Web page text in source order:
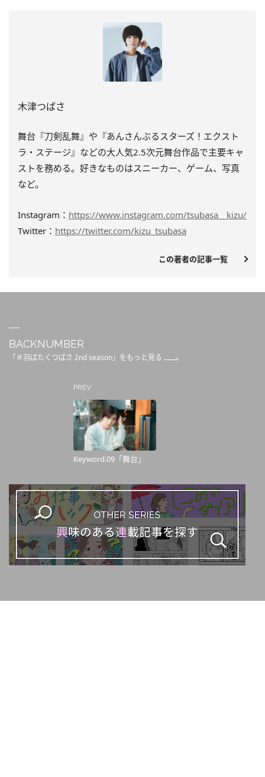
木津つばさ
舞台『刀剣乱舞』や『あんさんぶるスターズ！エクスト
ラ・ステージ』などの大人気2.5次元舞台作品で主要キャ
ストを務める。好きなものはスニーカー、ゲーム、写真
など。
Instagram： https://www.instagram.com/tsubasa__kizu/
Twitter： https://twitter.com/kizu_tsubasa
この著者の記事一覧
BACKNUMBER
「＃羽ばたくつばさ 2nd season」をもっと見る
PREV
Keyword.09「舞台」